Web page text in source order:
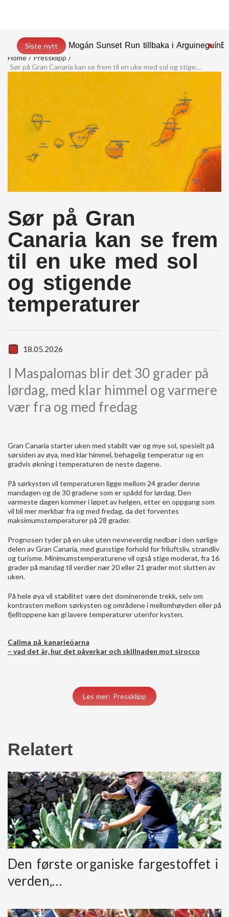
Siste nytt Mogán Sunset Run tillbaka i Arguineguín
Home
Pressklipp
Sør på Gran Canaria kan se frem til en uke med sol og stigende temperaturer
Sør på Gran
Canaria kan se frem
til en uke med sol
og stigende
temperaturer
18.05.2026
I Maspalomas blir det 30 grader på
lørdag, med klar himmel og varmere
vær fra og med fredag
Gran Canaria starter uken med stabilt vær og mye sol, spesielt på
sørsiden av øya, med klar himmel, behagelig temperatur og en
gradvis økning i temperaturen de neste dagene.
På sørkysten vil temperaturen ligge mellom 24 grader denne
mandagen og de 30 gradene som er spådd for lørdag. Den
varmeste dagen kommer i løpet av helgen, etter en oppgang som
vil bli mer merkbar fra og med fredag, da det forventes
maksimumstemperaturer på 28 grader.
Prognosen tyder på en uke uten nevneverdig nedbør i den sørlige
delen av Gran Canaria, med gunstige forhold for friluftsliv, strandliv
og turisme. Minimumstemperaturene vil også stige moderat, fra 16
grader på mandag til verdier nær 20 eller 21 grader mot slutten av
uken.
På hele øya vil stabilitet være det dominerende trekk, selv om
kontrasten mellom sørkysten og områdene i mellomhøyden eller på
fjelltoppene kan gi lavere temperaturer utenfor kysten.
Calima på kanarieöarna
– vad det är, hur det påverkar och skillnaden mot sirocco
Les mer: Pressklipp
Relatert
Den første organiske fargestoffet i
verden,…